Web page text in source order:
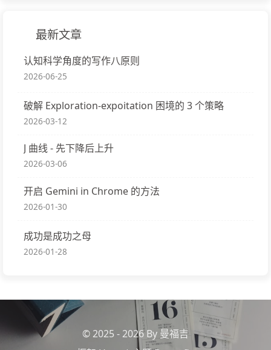
最新文章
认知科学角度的写作八原则
2026-06-25
破解 Exploration-expoitation 困境的 3 个策略
2026-03-12
J 曲线 - 先下降后上升
2026-03-06
开启 Gemini in Chrome 的方法
2026-01-30
成功是成功之母
2026-01-28
© 2025 - 2026 By 曼福吉